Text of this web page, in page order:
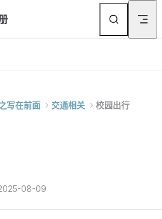
写在前面 交通相关 校园出行
08-09